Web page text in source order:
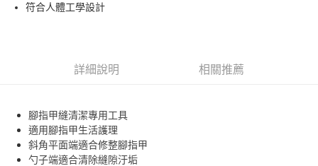
每筆NT$80，滿NT$990(含以上)免運費
免運費
符合人體工學設計
詳細說明 相關推薦
腳指甲縫清潔專用工具
適用腳指甲生活護理
斜角平面端適合修整腳指甲
勺子端適合清除縫隙汙垢